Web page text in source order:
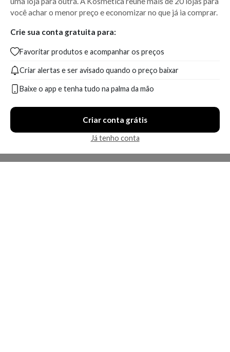
você achar o menor preço e economizar no que já ia comprar.
Crie sua conta gratuita para:
Favoritar produtos e acompanhar os preços
Criar alertas e ser avisado quando o preço baixar
Baixe o app e tenha tudo na palma da mão
Criar conta grátis
Já tenho conta